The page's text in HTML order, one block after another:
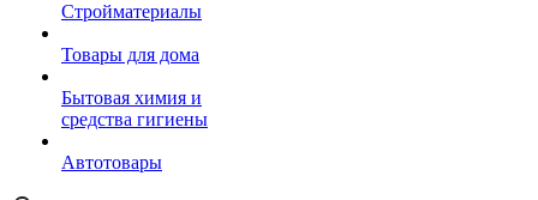
Стройматериалы
Товары для дома
Бытовая химия и
средства гигиены
Автотовары